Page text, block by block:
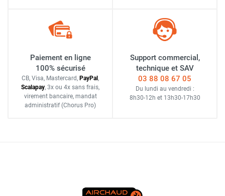
Paiement en ligne
100% sécurisé
CB, Visa, Mastercard, PayPal ,
Scalapay, 3x ou 4x sans frais,
virement bancaire, mandat
administratif (Chorus Pro)
Support commercial,
technique et SAV
03 88 08 67 05
Du lundi au vendredi :
8h30-12h et 13h30-17h30